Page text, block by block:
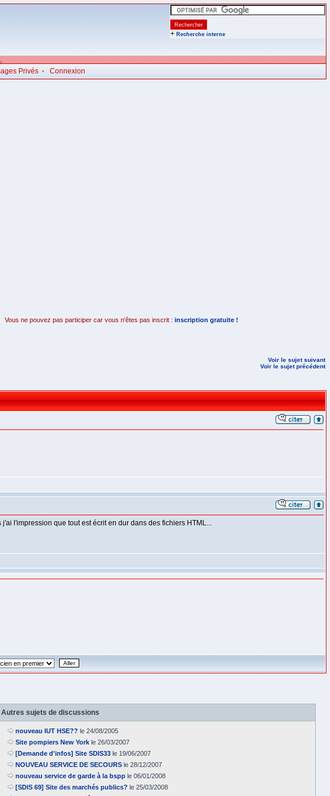
+ Recherche interne
Privés• Connexion
Vous ne pouvez pas participer car vous n'êtes pas inscrit : inscription gratuite !
Voir le sujet suivant
Voir le sujet précédent
l'impression que tout est écrit en dur dans des fichiers HTML...
Autres sujets de discussions
nouveau IUT HSE?? le 24/08/2005
Site pompiers New York le 26/03/2007
[Demande d'infos] Site SDIS33 le 19/06/2007
NOUVEAU SERVICE DE SECOURS le 28/12/2007
nouveau service de garde à la bspp le 06/01/2008
[SDIS 69] Site des marchés publics? le 25/03/2008